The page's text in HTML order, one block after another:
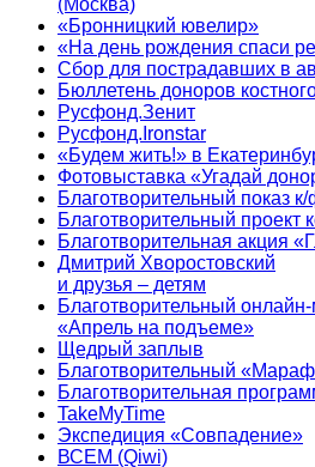
«Бронницкий ювелир»
«На день рождения спаси
Сбор для пострадавших в
Бюллетень доноров
Русфонд.Зенит
Русфонд.Ironstar
«Будем жить!» в
Фотовыставка «Угадай
Благотворительный показ
Благотворительный проект
Благотворительная акция
Дмитрий Хворостовский
и друзья – детям
Благотворительный
«Апрель на подъеме»
Щедрый заплыв
Благотворительный
Благотворительная
TakeMyTime
Экспедиция «Совпадение»
ВСЕМ (Qiwi)